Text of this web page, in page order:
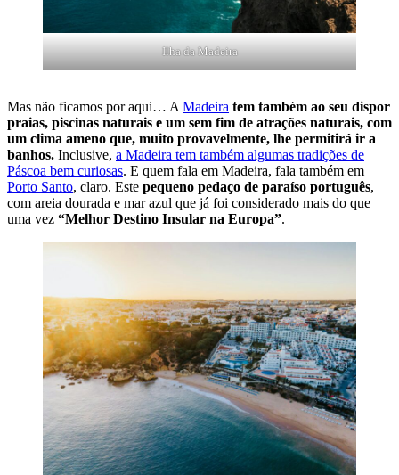
Ilha da Madeira
Mas não ficamos por aqui… A Madeira tem também ao seu dispor
praias, piscinas naturais e um sem fim de atrações naturais, com
um clima ameno que, muito provavelmente, lhe permitirá ir a
banhos. Inclusive, a Madeira tem também algumas tradições de
Páscoa bem curiosas. E quem fala em Madeira, fala também em
Porto Santo, claro. Este pequeno pedaço de paraíso português,
com areia dourada e mar azul que já foi considerado mais do que
uma vez “Melhor Destino Insular na Europa”.